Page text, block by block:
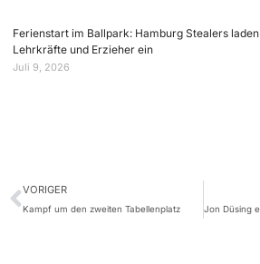
Ferienstart im Ballpark: Hamburg Stealers laden
Lehrkräfte und Erzieher ein
Juli 9, 2026
VORIGER
Kampf um den zweiten Tabellenplatz